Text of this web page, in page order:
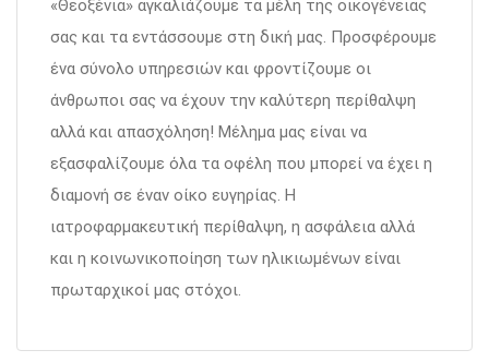
«Θεοξένια» αγκαλιάζουμε τα μέλη της οικογένειας
σας και τα εντάσσουμε στη δική μας. Προσφέρουμε
ένα σύνολο υπηρεσιών και φροντίζουμε οι
άνθρωποι σας να έχουν την καλύτερη περίθαλψη
αλλά και απασχόληση! Μέλημα μας είναι να
εξασφαλίζουμε όλα τα οφέλη που μπορεί να έχει η
διαμονή σε έναν οίκο ευγηρίας. Η
ιατροφαρμακευτική περίθαλψη, η ασφάλεια αλλά
και η κοινωνικοποίηση των ηλικιωμένων είναι
πρωταρχικοί μας στόχοι.